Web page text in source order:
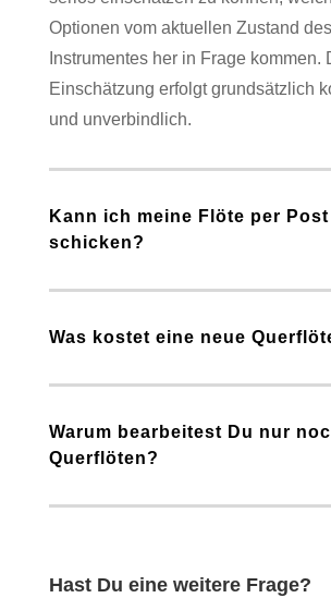
Optionen vom aktuellen Zustand des
Instrumentes her in Frage kommen.
Einschätzung erfolgt grundsätzlich
und unverbindlich.
Kann ich meine Flöte per Post
schicken?
Was kostet eine neue
Warum bearbeitest Du nur
Querflöten?
Hast Du eine weitere Frage?